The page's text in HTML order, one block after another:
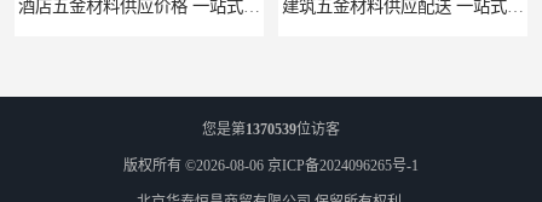
酒店五金材料供应价格 一站式配送 建筑五金材料供应配送 一站式五金材料供应商
您是第1370539位访客
版权所有 ©2026-08-06 京ICP备2024096265号-1